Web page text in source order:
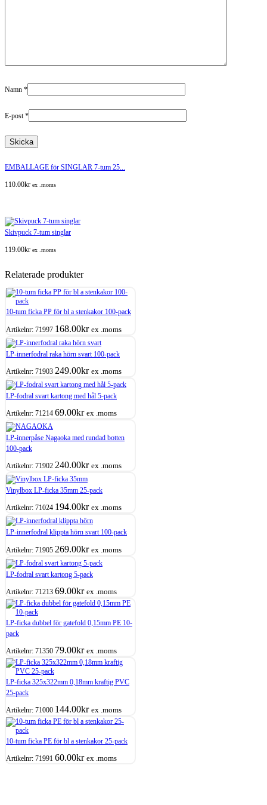
Namn *
E-post *
EMBALLAGE för SINGLAR 7-tum 25...
110.00kr ex .moms
Skivpuck 7-tum singlar
119.00kr ex .moms
Relaterade produkter
10-tum ficka PP för bl a stenkakor 100-pack
Artikelnr: 71997 168.00kr ex .moms
LP-innerfodral raka hörn svart 100-pack
Artikelnr: 71903 249.00kr ex .moms
LP-fodral svart kartong med hål 5-pack
Artikelnr: 71214 69.00kr ex .moms
LP-innerpåse Nagaoka med rundad botten
100-pack
Artikelnr: 71902 240.00kr ex .moms
Vinylbox LP-ficka 35mm 25-pack
Artikelnr: 71024 194.00kr ex .moms
LP-innerfodral klippta hörn svart 100-pack
Artikelnr: 71905 269.00kr ex .moms
LP-fodral svart kartong 5-pack
Artikelnr: 71213 69.00kr ex .moms
LP-ficka dubbel för gatefold 0,15mm PE 10-
pack
Artikelnr: 71350 79.00kr ex .moms
LP-ficka 325x322mm 0,18mm kraftig PVC
25-pack
Artikelnr: 71000 144.00kr ex .moms
10-tum ficka PE för bl a stenkakor 25-pack
Artikelnr: 71991 60.00kr ex .moms